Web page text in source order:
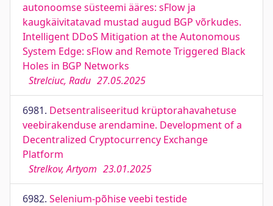
autonoomse süsteemi ääres: sFlow ja
kaugkäivitatavad mustad augud BGP võrkudes.
Intelligent DDoS Mitigation at the Autonomous
System Edge: sFlow and Remote Triggered Black
Holes in BGP Networks
Strelciuc, Radu 27.05.2025
6981. Detsentraliseeritud krüptorahavahetuse
veebirakenduse arendamine. Development of a
Decentralized Cryptocurrency Exchange
Platform
Strelkov, Artyom 23.01.2025
6982. Selenium-põhise veebi testide